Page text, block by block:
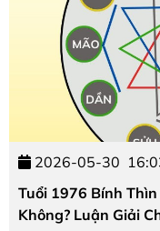
2026-05-30
Tuổi 1976 Bính
Không? Luận Giải